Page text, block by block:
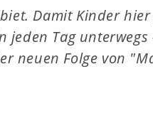
Damit Kinder
jeden Tag
neuen Folge von